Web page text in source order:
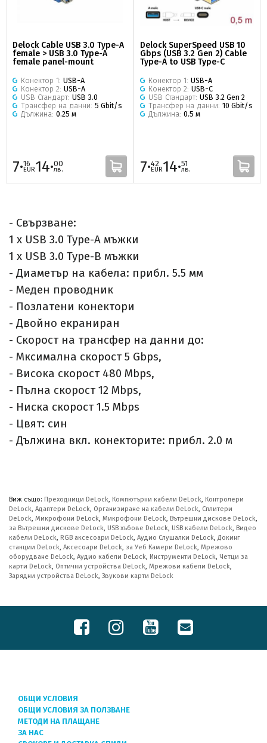
Delock Cable USB 3.0 Type-A
female > USB 3.0 Type-A
female panel-mount
Конектор 1: USB-A
Конектор 2: USB-A
USB Стандарт: USB 3.0
Трансфер на данни: 5 Gbit/s
Дължина: 0.25 м
7·16
EUR14·00
лв.
Delock SuperSpeed USB 10
Gbps (USB 3.2 Gen 2) Cable
Type-A to USB Type-C
Конектор 1: USB-A
Конектор 2: USB-C
USB Стандарт: USB 3.2 Gen 2
Трансфер на данни: 10 Gbit/s
Дължина: 0.5 м
7·42
EUR14·51
лв.
- Свързване:
1 x USB 3.0 Type-A мъжки
1 x USB 3.0 Type-B мъжки
- Диаметър на кабела: прибл. 5.5 мм
- Меден проводник
- Позлатени конектори
- Двойно екраниран
- Скорост на трансфер на данни до:
- Мксимална скорост 5 Gbps,
- Висока скорост 480 Mbps,
- Пълна скорост 12 Mbps,
- Ниска скорост 1.5 Mbps
- Цвят: син
- Дължина вкл. конекторите: прибл. 2.0 м
Виж също: Преходници DeLock, Компютърни кабели DeLock, Контролери
DeLock, Адаптери DeLock, Организиране на кабели DeLock, Сплитери
DeLock, Микрофони DeLock, Микрофони DeLock, Вътрешни дискове DeLock,
за Вътрешни дискове DeLock, USB хъбове DeLock, USB кабели DeLock, Видео
кабели DeLock, RGB аксесоари DeLock, Аудио Слушалки DeLock, Докинг
станции DeLock, Аксесоари DeLock, за Уеб Камери DeLock, Мрежово
оборудване DeLock, Аудио кабели DeLock, Инструменти DeLock, Четци за
карти DeLock, Оптични устройства DeLock, Мрежови кабели DeLock,
Зарядни устройства DeLock, Звукови карти DeLock
ОБЩИ УСЛОВИЯ
ОБЩИ УСЛОВИЯ ЗА ПОЛЗВАНЕ
МЕТОДИ НА ПЛАЩАНЕ
ЗА НАС